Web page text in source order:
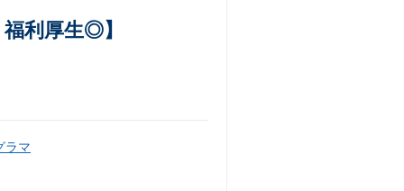
利厚生◎】
ラマ